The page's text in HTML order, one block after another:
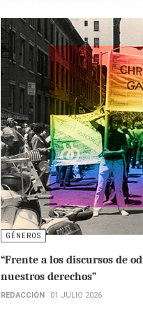
GÉNEROS
“Frente a los discursos de
nuestros derechos”
REDACCIÓN 01 JULIO 2026